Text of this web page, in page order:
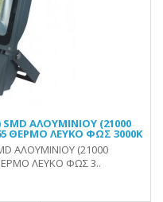
ΑΛΟΥΜΙΝΙΟΥ (21000
ΘΕΡΜΟ ΛΕΥΚΟ ΦΩΣ 3000Κ
ΑΛΟΥΜΙΝΙΟΥ (21000
ΘΕΡΜΟ ΛΕΥΚΟ ΦΩΣ 3..